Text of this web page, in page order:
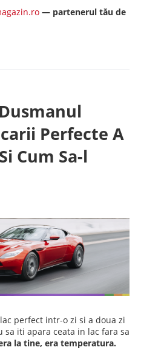
— partenerul tău de
Perfecte A
Cum Sa-l
perfect intr-o zi si a doua zi
sa iti apara ceata in lac fara sa
la tine, era temperatura.